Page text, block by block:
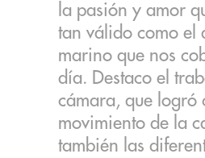
la pasión y amor
tan válido como el
marino que nos
día. Destaco el
cámara, que logró
movimiento de la
también las